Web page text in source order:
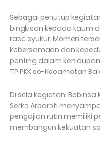
Sebagai penutup
bingkisan kepada kaum
rasa syukur. Momen
kebersamaan dan
penting dalam
TP PKK se-Kecamatan
Di sela kegiatan, Babinsa
Serka Arbarofi
pengajian rutin memiliki
membangun kekuatan